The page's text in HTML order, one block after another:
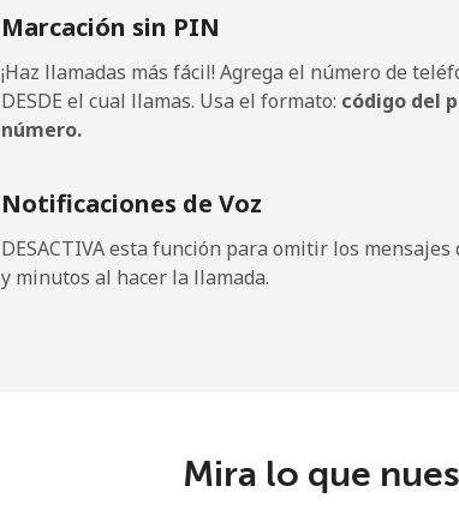
Celular
Ghana
Celular
Gibraltar
Marcación sin PIN
¡Haz llamadas más fácil! Agrega el número de
DESDE el cual llamas. Usa el formato: código del
número.
Notificaciones de Voz
DESACTIVA esta función para omitir los mensajes
y minutos al hacer la llamada.
Mira lo que